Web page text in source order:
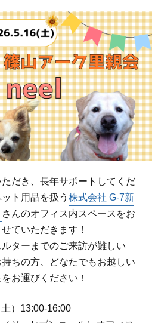
だき、長年サポートしてくだ
ト用品を扱う 株式会社 G-7新
さんのオフィス内スペースをお
ていただきます！
ターまでのご来訪が難しい
ちの方、どなたでもお越しい
お運びください！
）13:00-16:00